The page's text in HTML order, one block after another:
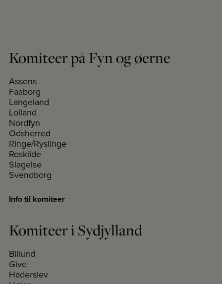
Komiteer på Fyn og øerne
Assens
Faaborg
Langeland
Lolland
Nordfyn
Odsherred
Ringe/Ryslinge
Roskilde
Slagelse
Svendborg
Info til komiteer
Komiteer i Sydjylland
Billund
Give
Haderslev